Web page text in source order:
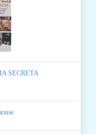
SECRETA